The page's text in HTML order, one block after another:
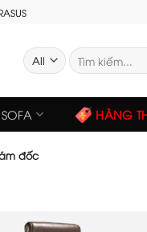
Tìm
kiếm:
SOFA HÀNG
đốc